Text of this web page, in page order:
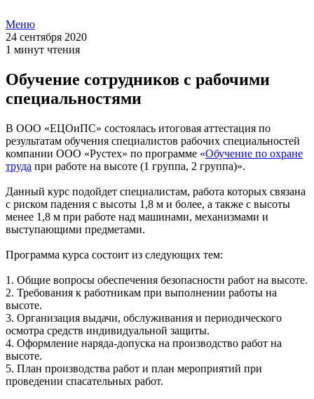
Меню
24 сентября 2020
1 минут чтения
Обучение сотрудников с рабочими
специальностями
В ООО «ЕЦОиПС» состоялась итоговая аттестация по
результатам обучения специалистов рабочих специальностей
компании ООО «Рустех» по программе «Обучение по охране
труда при работе на высоте (1 группа, 2 группа)».
Данный курс подойдет специалистам, работа которых связана
с риском падения с высоты 1,8 м и более, а также с высоты
менее 1,8 м при работе над машинами, механизмами и
выступающими предметами.
Программа курса состоит из следующих тем:
1. Общие вопросы обеспечения безопасности работ на высоте.
2. Требования к работникам при выполнении работы на
высоте.
3. Организация выдачи, обслуживания и периодического
осмотра средств индивидуальной защиты.
4. Оформление наряда-допуска на производство работ на
высоте.
5. План производства работ и план мероприятий при
проведении спасательных работ.